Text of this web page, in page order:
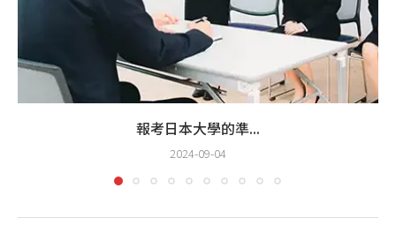
報考日本大學的準...
2024-09-04